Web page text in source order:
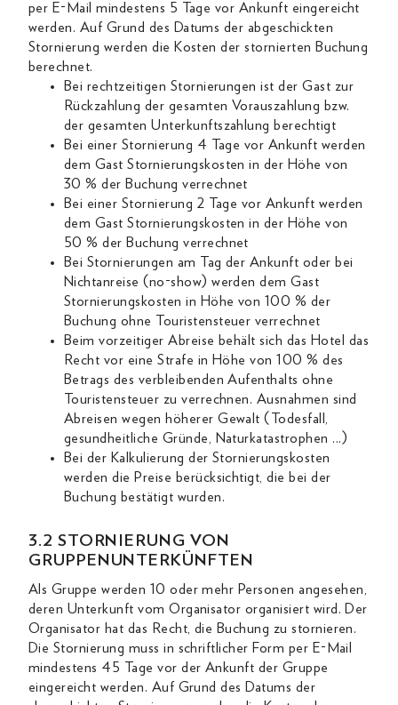
per E-Mail mindestens 5 Tage vor Ankunft eingereicht
werden. Auf Grund des Datums der abgeschickten
Stornierung werden die Kosten der stornierten Buchung
berechnet.
Bei rechtzeitigen Stornierungen ist der Gast zur
Rückzahlung der gesamten Vorauszahlung bzw.
der gesamten Unterkunftszahlung berechtigt
Bei einer Stornierung 4 Tage vor Ankunft werden
dem Gast Stornierungskosten in der Höhe von
30 % der Buchung verrechnet
Bei einer Stornierung 2 Tage vor Ankunft werden
dem Gast Stornierungskosten in der Höhe von
50 % der Buchung verrechnet
Bei Stornierungen am Tag der Ankunft oder bei
Nichtanreise (no-show) werden dem Gast
Stornierungskosten in Höhe von 100 % der
Buchung ohne Touristensteuer verrechnet
Beim vorzeitiger Abreise behält sich das Hotel das
Recht vor eine Strafe in Höhe von 100 % des
Betrags des verbleibenden Aufenthalts ohne
Touristensteuer zu verrechnen. Ausnahmen sind
Abreisen wegen höherer Gewalt (Todesfall,
gesundheitliche Gründe, Naturkatastrophen ...)
Bei der Kalkulierung der Stornierungskosten
werden die Preise berücksichtigt, die bei der
Buchung bestätigt wurden.
3.2 STORNIERUNG VON
GRUPPENUNTERKÜNFTEN
Als Gruppe werden 10 oder mehr Personen angesehen,
deren Unterkunft vom Organisator organisiert wird. Der
Organisator hat das Recht, die Buchung zu stornieren.
Die Stornierung muss in schriftlicher Form per E-Mail
mindestens 45 Tage vor der Ankunft der Gruppe
eingereicht werden. Auf Grund des Datums der